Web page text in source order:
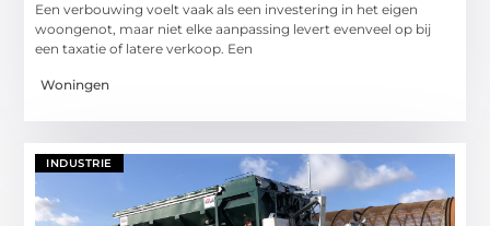
Een verbouwing voelt vaak als een investering in het eigen
woongenot, maar niet elke aanpassing levert evenveel op bij
een taxatie of latere verkoop. Een
Woningen
INDUSTRIE